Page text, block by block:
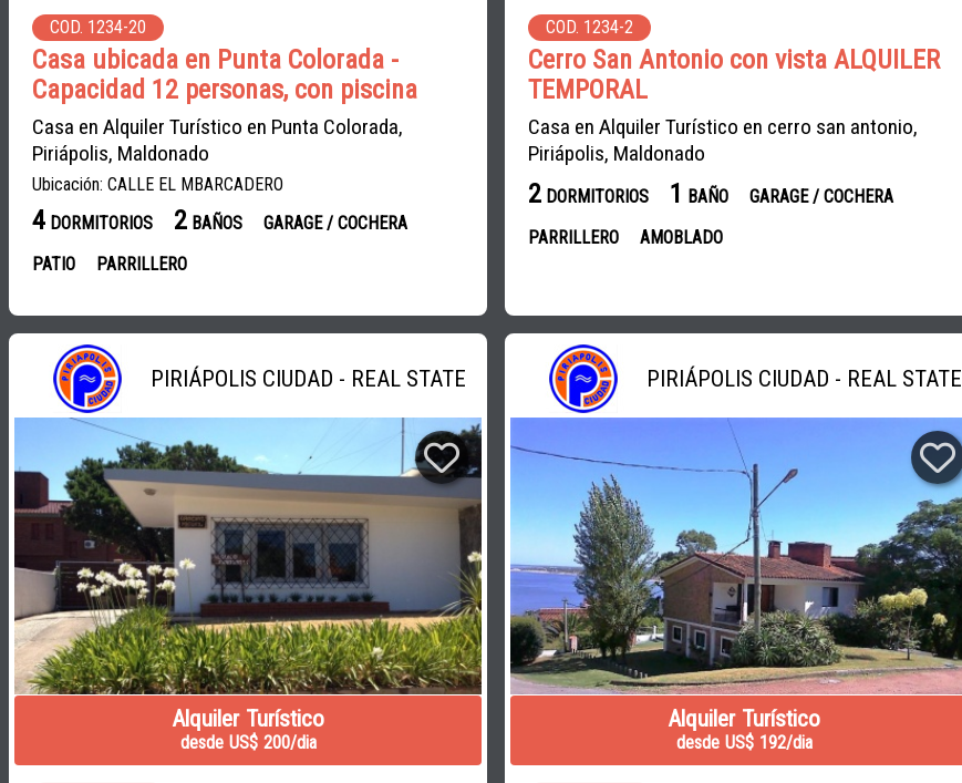
COD. 1234-20
Casa ubicada en Punta Colorada -
Capacidad 12 personas, con piscina
Casa en Alquiler Turístico en Punta Colorada,
Piriápolis, Maldonado
Ubicación: CALLE EL MBARCADERO
4 DORMITORIOS 2 BAÑOS
GARAGE / COCHERA
PATIO
PARRILLERO
COD. 1234-2
Cerro San Antonio con vista ALQUILER
TEMPORAL
Casa en Alquiler Turístico en cerro san antonio,
Piriápolis, Maldonado
2 DORMITORIOS 1 BAÑO
GARAGE / COCHERA
PARRILLERO
AMOBLADO
PIRIÁPOLIS CIUDAD - REAL STATE
Alquiler Turístico
desde US$ 200/dia
PIRIÁPOLIS CIUDAD - REAL STATE
Alquiler Turístico
desde US$ 192/dia